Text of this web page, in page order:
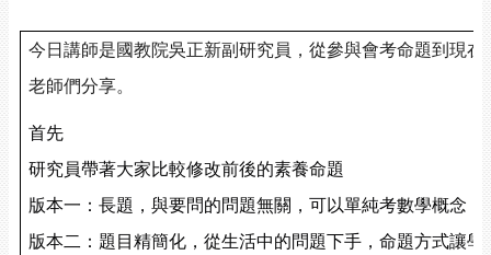
今日講師是國教院吳正新副研究員，從參與會考命題到現
老師們分享。
首先
研究員帶著大家比較修改前後的素養命題
版本一：長題，與要問的問題無關，可以單純考數學概念
版本二：題目精簡化，從生活中的問題下手，命題方式讓